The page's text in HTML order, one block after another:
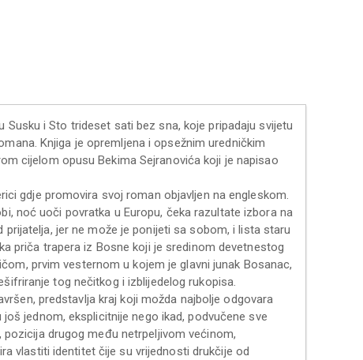
i Sto trideset sati bez sna, koje pripadaju svijetu
Knjiga je opremljena i opsežnim uredničkim
cijelom opusu Bekima Sejranovića koji je napisao
gdje promovira svoj roman objavljen na engleskom.
noć uoči povratka u Europu, čeka razultate izbora na
jer ne može je ponijeti sa sobom, i lista staru
priča trapera iz Bosne koji je sredinom devetnestog
prvim vesternom u kojem je glavni junak Bosanac,
tog nečitkog i izblijedelog rukopisa.
predstavlja kraj koji možda najbolje odgovara
jednom, eksplicitnije nego ikad, podvučene sve
drugog među netrpeljivom većinom,
vlastiti identitet čije su vrijednosti drukčije od